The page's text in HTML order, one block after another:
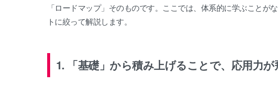
「ロードマップ」そのものです。ここでは、体系的に学ぶこと
トに絞って解説します。
1. 「基礎」から積み上げることで、応用力